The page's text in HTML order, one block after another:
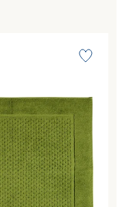
1000 gr/mq